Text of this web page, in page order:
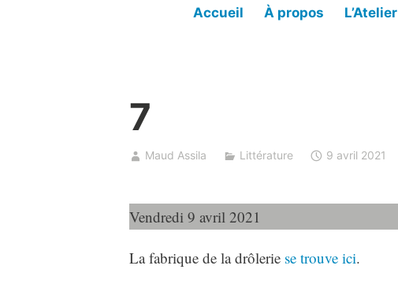
Accueil À propos L’Atelier
7
Maud Assila Littérature 9 avril 2021
Vendredi 9 avril 2021
La fabrique de la drôlerie se trouve ici.